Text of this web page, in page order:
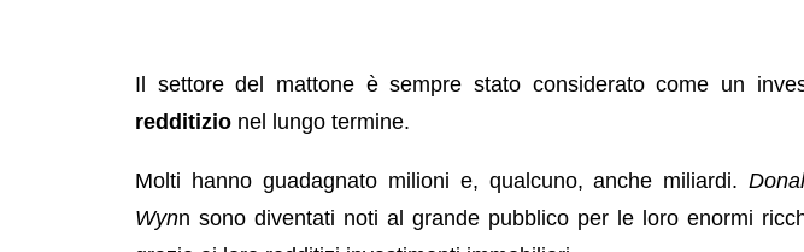
Il settore del mattone è sempre stato considerato come un
redditizio nel lungo termine.
Molti hanno guadagnato milioni e, qualcuno, anche miliardi.
Wynn sono diventati noti al grande pubblico per le loro enormi